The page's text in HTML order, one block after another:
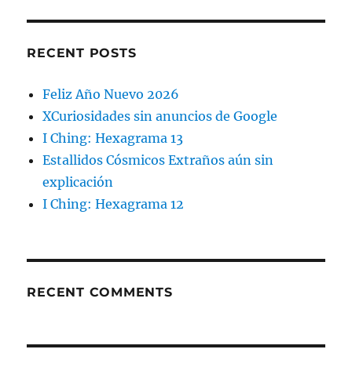
RECENT POSTS
Feliz Año Nuevo 2026
XCuriosidades sin anuncios de Google
I Ching: Hexagrama 13
Estallidos Cósmicos Extraños aún sin
explicación
I Ching: Hexagrama 12
RECENT COMMENTS